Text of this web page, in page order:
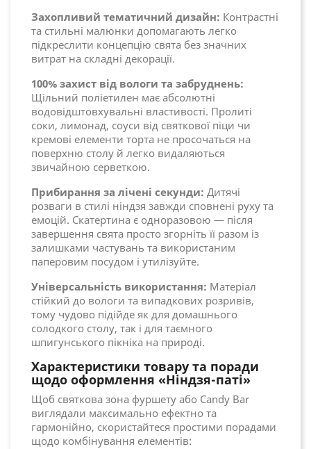
Захопливий тематичний дизайн: Контрастні
та стильні малюнки допомагають легко
підкреслити концепцію свята без значних
витрат на складні декорації.
100% захист від вологи та забруднень:
Щільний поліетилен має абсолютні
водовідштовхувальні властивості. Пролиті
соки, лимонад, соуси від святкової піци чи
кремові елементи торта не просочаться на
поверхню столу й легко видаляються
звичайною серветкою.
Прибирання за лічені секунди: Дитячі
розваги в стилі ніндзя завжди сповнені руху та
емоцій. Скатертина є одноразовою — після
завершення свята просто згорніть її разом із
залишками частувань та використаним
паперовим посудом і утилізуйте.
Універсальність використання: Матеріал
стійкий до вологи та випадкових розривів,
тому чудово підійде як для домашнього
солодкого столу, так і для таємного
шпигунського пікніка на природі.
Характеристики товару та поради
щодо оформлення «Ніндзя-паті»
Щоб святкова зона фуршету або Candy Bar
виглядали максимально ефектно та
гармонійно, скористайтеся простими порадами
щодо комбінування елементів: